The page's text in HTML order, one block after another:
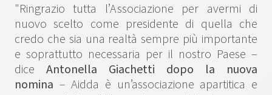
"Ringrazio tutta l’Associazione per avermi di
nuovo scelto come presidente di quella che
credo che sia una realtà sempre più importante
e soprattutto necessaria per il nostro Paese –
dice Antonella Giachetti dopo la nuova
nomina – Aidda è un’associazione apartitica e